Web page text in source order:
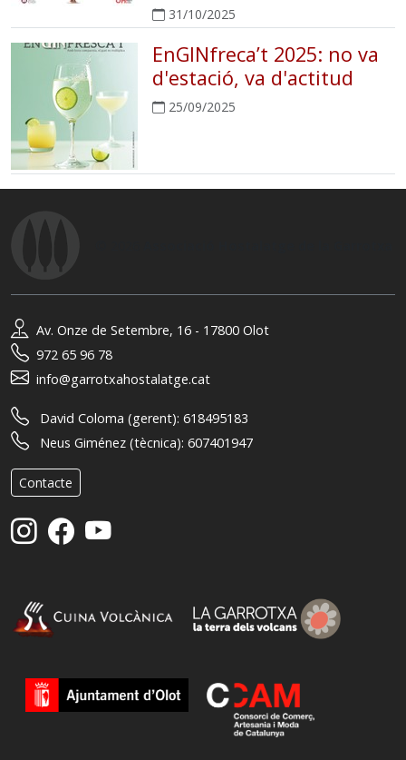
31/10/2025
EnGINfreca’t 2025: no va
d'estació, va d'actitud
25/09/2025
Av. Onze de Setembre, 16 - 17800 Olot
972 65 96 78
info@garrotxahostalatge.cat
David Coloma (gerent): 618495183
Neus Giménez (tècnica): 607401947
Contacte